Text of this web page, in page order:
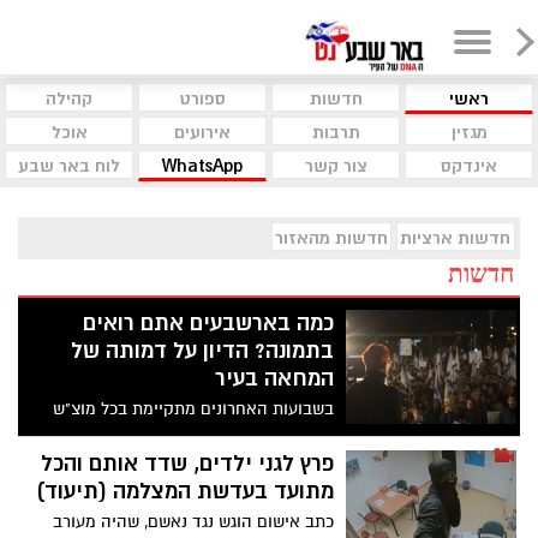
ראשי חדשות ספורט
קהילה
מגזין
תרבות אירועים
אוכל
אינדקס
צור קשר WhatsApp לוח באר שבע
חדשות ארציות חדשות מהאזור
חדשות
כמה בארשבעים אתם רואים
בתמונה? הדיון על דמותה של
המחאה בעיר
בשבועות האחרונים מתקיימת בכל מוצ"ש
בבאר שבע הפגנה כנגד הרפורמה המשפטית
שמקדמת הממשלה, כחלק מגל המחאות
בנושא בערים שונות ברחבי הארץ. אך בזמן
פרץ לגני ילדים, שדד אותם והכל
מתועד בעדשת המצלמה (תיעוד)
כתב אישום הוגש נגד נאשם, שהיה מעורב